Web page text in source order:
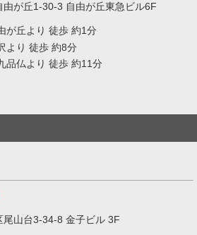
由が丘1-30-3 自由が丘東急ビル6F
が丘より 徒歩 約1分
より 徒歩 約8分
品仏より 徒歩 約11分
尾山台3-34-8 金子ビル 3F